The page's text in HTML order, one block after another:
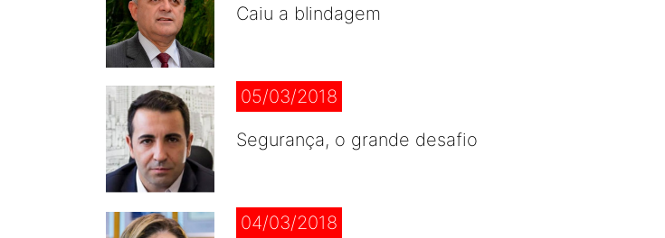
Caiu a blindagem
05/03/2018
Segurança, o grande desafio
04/03/2018